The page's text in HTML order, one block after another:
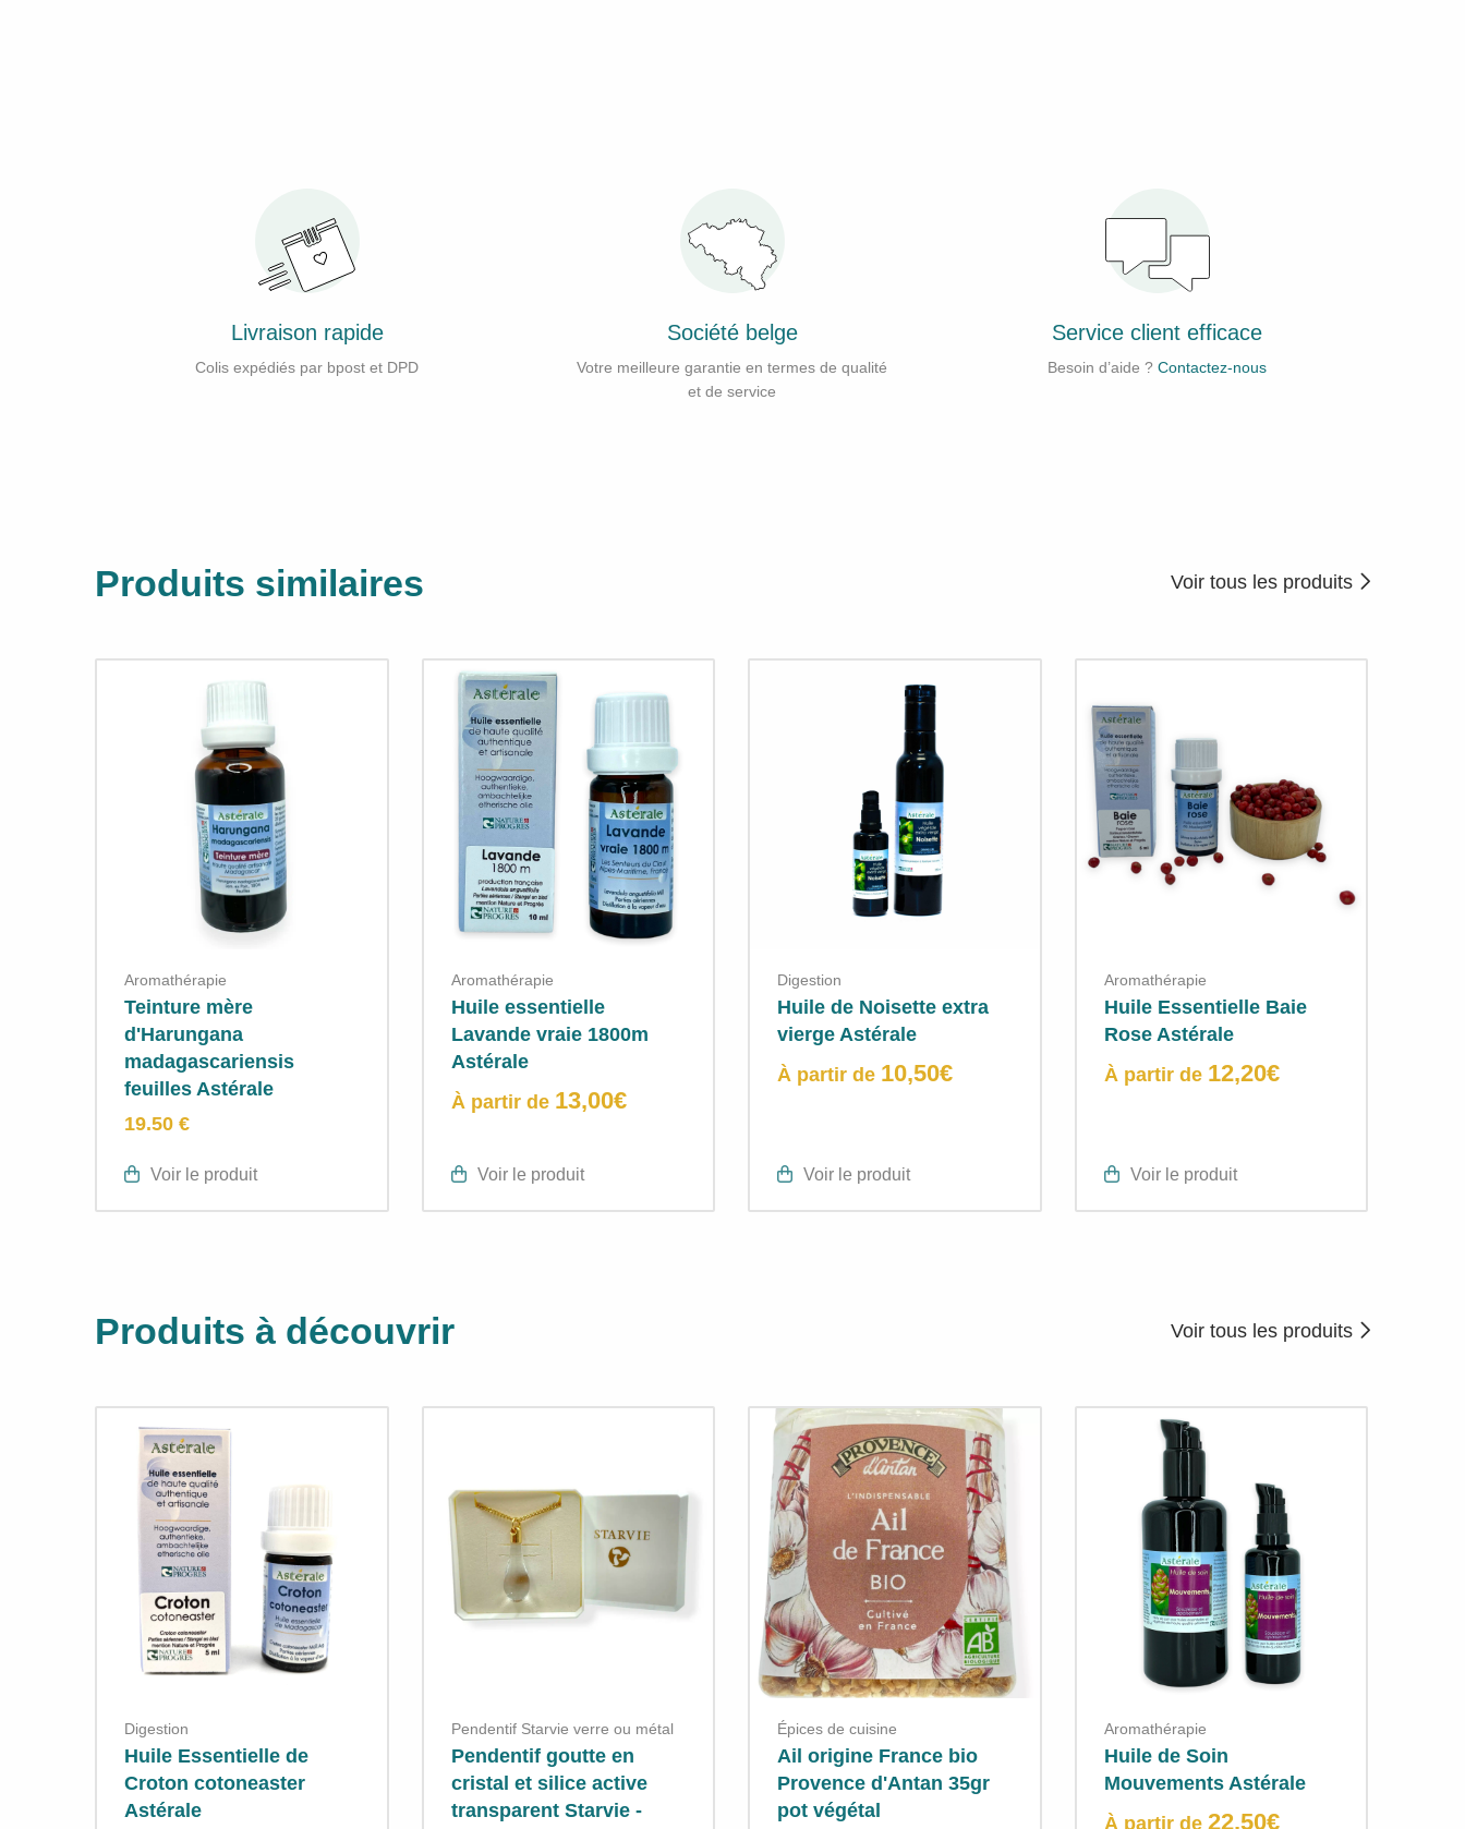
Livraison rapide
Colis expédiés par bpost et DPD
Société belge
Votre meilleure garantie en termes de qualité
et de service
Service client efficace
Besoin d’aide ?Contactez-nous
Produits similaires Voir tous les produits
Aromathérapie
Teinture mère
d'Harungana
madagascariensis
feuilles Astérale
19.50 €
Voir le produit
Aromathérapie
Huile essentielle
Lavande vraie 1800m
Astérale
À partir de 13,00€
Voir le produit
Digestion
Huile de Noisette extra
vierge Astérale
À partir de 10,50€
Voir le produit
Aromathérapie
Huile Essentielle Baie
Rose Astérale
À partir de 12,20€
Voir le produit
Produits à découvrir Voir tous les produits
Digestion
Huile Essentielle de
Croton cotoneaster
Astérale
Pendentif Starvie verre ou métal
Pendentif goutte en
cristal et silice active
transparent Starvie -
Épices de cuisine
Ail origine France bio
Provence d'Antan 35gr
pot végétal
Aromathérapie
Huile de Soin
Mouvements Astérale
À partir de 22,50€